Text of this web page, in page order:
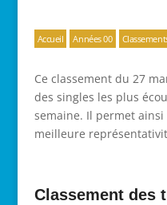
Accueil Années 00
Ce classement du 27
des singles les plus
semaine. Il permet
meilleure
Classement des